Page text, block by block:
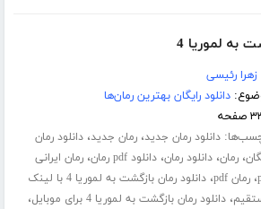
به لموریا 4
زهرا رئیسی
دانلود رایگان بهترین رمان‌ها
دانلود رمان جدید،رمان جدید،دانلود رمان
،رمان،دانلود رمان،دانلود pdf رمان ،رمان ایرانی
،رمان pdf ،
دانلود رمان بازگشت به لموریا 4 با لینک
،دانلود رمان بازگشت به لموریا 4 برای موبایل ،